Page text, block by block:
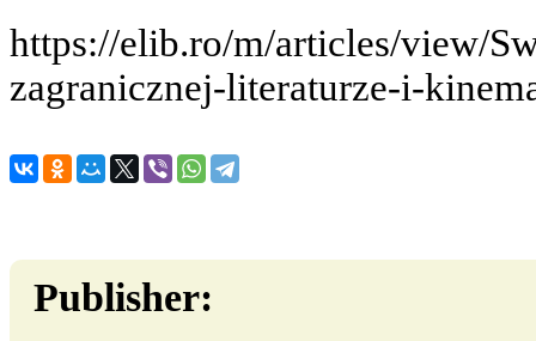
https://elib.ro/m/articles/view/
zagranicznej-literaturze-i-
Publisher: